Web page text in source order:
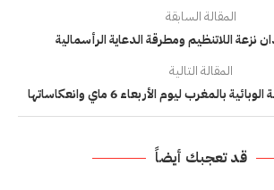
المقالة السابقة
نزعة اللاتنظيم ومطرقة الدعاية الرأسمالية
المقالة التالية
بالمغرب ليوم الأربعاء 6 ماي وانعكاساتها
قد تعجبك أيضاً